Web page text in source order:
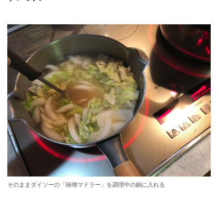
そのままダイソーの「味噌マドラー」を調理中の鍋に入れる